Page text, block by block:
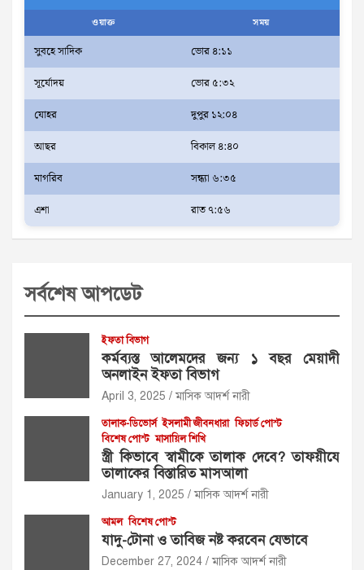
ওয়াক্ত সময়
সুবহে সাদিক
ভোর ৪:১১
সূর্যোদয়
ভোর ৫:৩২
যোহর
দুপুর ১২:০৪
আছর
বিকাল ৪:৪০
মাগরিব
সন্ধ্যা ৬:৩৫
এশা
রাত ৭:৫৬
সর্বশেষ আপডেট
ইফতা বিভাগ
কর্মব্যস্ত আলেমদের জন্য ১ বছর মেয়াদী
অনলাইন ইফতা বিভাগ
April 3, 2025 মাসিক আদর্শ নারী
তালাক-ডিভোর্স ইসলামী জীবনধারা ফিচার্ড পোস্ট
বিশেষ পোস্ট মাসায়িল শিখি
স্ত্রী কিভাবে স্বামীকে তালাক দেবে? তাফয়ীযে
তালাকের বিস্তারিত মাসআলা
January 1, 2025 মাসিক আদর্শ নারী
আমল বিশেষ পোস্ট
যাদু-টোনা ও তাবিজ নষ্ট করবেন যেভাবে
December 27, 2024 মাসিক আদর্শ নারী